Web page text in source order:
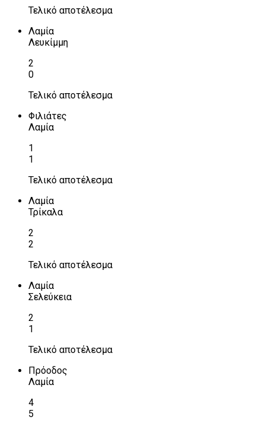
Τελικό αποτέλεσμα
Λαμία
Λευκίμμη
2
0
Τελικό αποτέλεσμα
Φιλιάτες
Λαμία
1
1
Τελικό αποτέλεσμα
Λαμία
Τρίκαλα
2
2
Τελικό αποτέλεσμα
Λαμία
Σελεύκεια
2
1
Τελικό αποτέλεσμα
Πρόοδος
Λαμία
4
5